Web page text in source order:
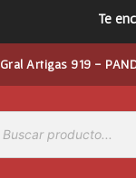
Te
Gral Artigas 919 -